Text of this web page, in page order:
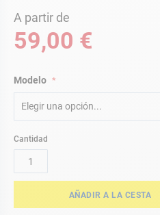
A partir de
59,00 €
Modelo
Elegir una opción...
Cantidad
AÑADIR A LA CESTA
galería
de
imágenes